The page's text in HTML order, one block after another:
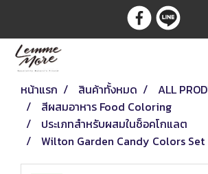
หน้าแรก สินค้าทั้งหมด
ALL
สีผสมอาหาร Food Coloring
ประเภทสำหรับผสมในช็อคโกแลต
Wilton Garden Candy Colors Set